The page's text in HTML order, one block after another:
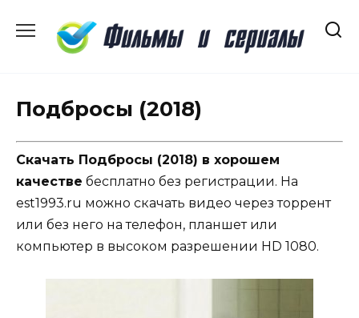
содержанию
Подбросы (2018)
Скачать Подбросы (2018) в хорошем
качестве бесплатно без регистрации. На
est1993.ru можно скачать видео через торрент
или без него на телефон, планшет или
компьютер в высоком разрешении HD 1080.